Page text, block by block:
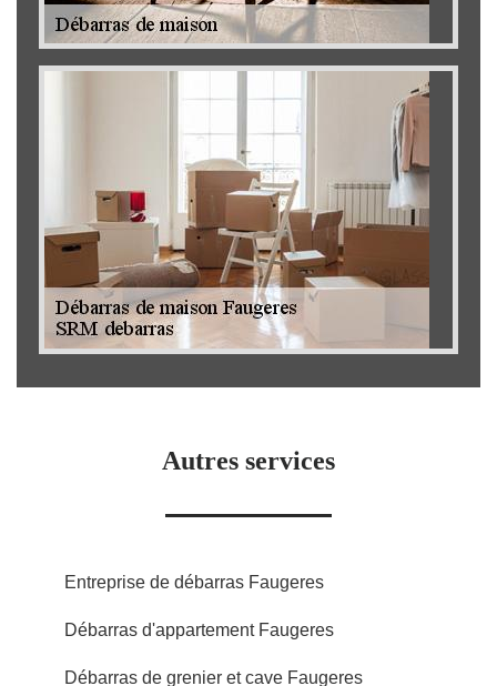
Autres services
Entreprise de débarras Faugeres
Débarras d'appartement Faugeres
Débarras de grenier et cave Faugeres